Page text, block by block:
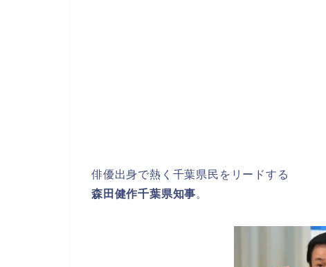
俳優出身で熱く千葉県民をリードする
森田健作千葉県知事。